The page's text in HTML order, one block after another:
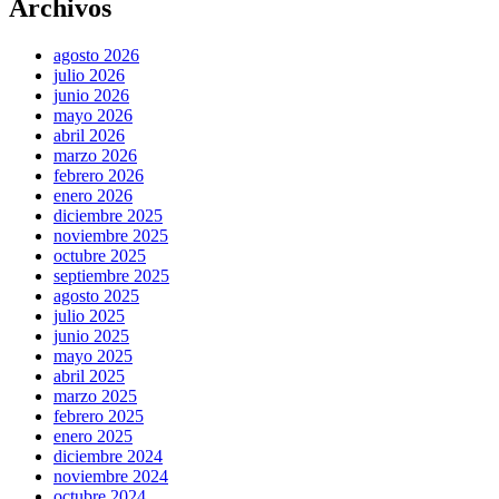
Archivos
agosto 2026
julio 2026
junio 2026
mayo 2026
abril 2026
marzo 2026
febrero 2026
enero 2026
diciembre 2025
noviembre 2025
octubre 2025
septiembre 2025
agosto 2025
julio 2025
junio 2025
mayo 2025
abril 2025
marzo 2025
febrero 2025
enero 2025
diciembre 2024
noviembre 2024